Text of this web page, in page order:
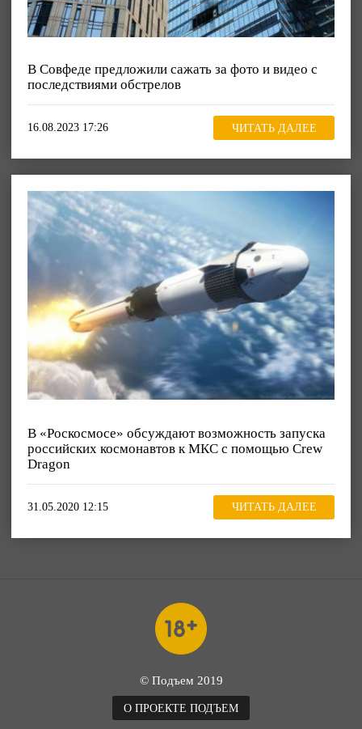
В Совфеде предложили сажать за фото и видео с
последствиями обстрелов
16.08.2023 17:26 ЧИТАТЬ ДАЛЕЕ
В «Роскосмосе» обсуждают возможность запуска
российских космонавтов к МКС с помощью Crew
Dragon
31.05.2020 12:15 ЧИТАТЬ ДАЛЕЕ
© Подъем 2019
О ПРОЕКТЕ ПОДЪЕМ